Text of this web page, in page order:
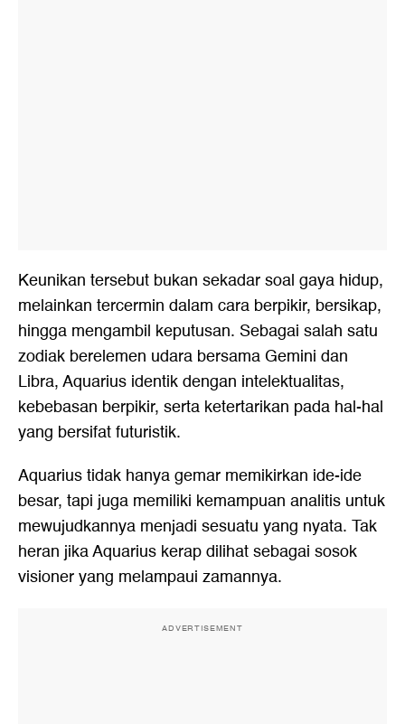
Keunikan tersebut bukan sekadar soal gaya hidup,
melainkan tercermin dalam cara berpikir, bersikap,
hingga mengambil keputusan. Sebagai salah satu
zodiak berelemen udara bersama Gemini dan
Libra, Aquarius identik dengan intelektualitas,
kebebasan berpikir, serta ketertarikan pada hal-hal
yang bersifat futuristik.
Aquarius tidak hanya gemar memikirkan ide-ide
besar, tapi juga memiliki kemampuan analitis untuk
mewujudkannya menjadi sesuatu yang nyata. Tak
heran jika Aquarius kerap dilihat sebagai sosok
visioner yang melampaui zamannya.
ADVERTISEMENT